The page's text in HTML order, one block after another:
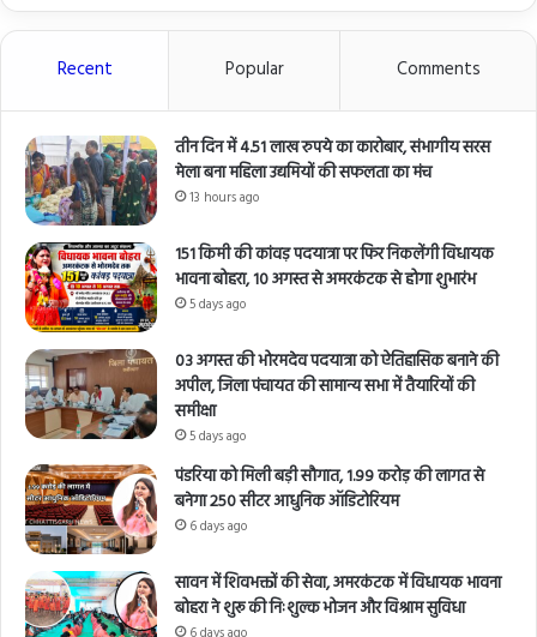
Recent Popular Comments
तीन दिन में 4.51 लाख रुपये का कारोबार, संभागीय सरस
मेला बना महिला उद्यमियों की सफलता का मंच
13 hours ago
151 किमी की कांवड़ पदयात्रा पर फिर निकलेंगी विधायक
भावना बोहरा, 10 अगस्त से अमरकंटक से होगा शुभारंभ
5 days ago
03 अगस्त की भोरमदेव पदयात्रा को ऐतिहासिक बनाने की
अपील, जिला पंचायत की सामान्य सभा में तैयारियों की
समीक्षा
5 days ago
पंडरिया को मिली बड़ी सौगात, 1.99 करोड़ की लागत से
बनेगा 250 सीटर आधुनिक ऑडिटोरियम
6 days ago
सावन में शिवभक्तों की सेवा, अमरकंटक में विधायक भावना
बोहरा ने शुरू की निःशुल्क भोजन और विश्राम सुविधा